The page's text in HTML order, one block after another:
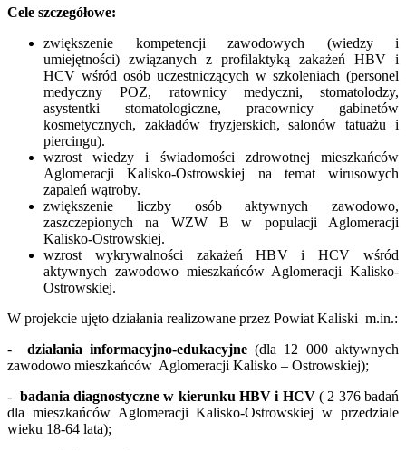
Cele szczegółowe:
zwiększenie kompetencji zawodowych (wiedzy i
umiejętności) związanych z profilaktyką zakażeń HBV i
HCV wśród osób uczestniczących w szkoleniach (personel
medyczny POZ, ratownicy medyczni, stomatolodzy,
asystentki stomatologiczne, pracownicy gabinetów
kosmetycznych, zakładów fryzjerskich, salonów tatuażu i
piercingu).
wzrost wiedzy i świadomości zdrowotnej mieszkańców
Aglomeracji Kalisko-Ostrowskiej na temat wirusowych
zapaleń wątroby.
zwiększenie liczby osób aktywnych zawodowo,
zaszczepionych na WZW B w populacji Aglomeracji
Kalisko-Ostrowskiej.
wzrost wykrywalności zakażeń HBV i HCV wśród
aktywnych zawodowo mieszkańców Aglomeracji Kalisko-
Ostrowskiej.
W projekcie ujęto działania realizowane przez Powiat Kaliski m.in.:
- działania informacyjno-edukacyjne(dla 12 000 aktywnych
zawodowo mieszkańców Aglomeracji Kalisko – Ostrowskiej);
- badania diagnostyczne w kierunku HBV i HCV( 2 376 badań
dla mieszkańców Aglomeracji Kalisko-Ostrowskiej w przedziale
wieku 18-64 lata);